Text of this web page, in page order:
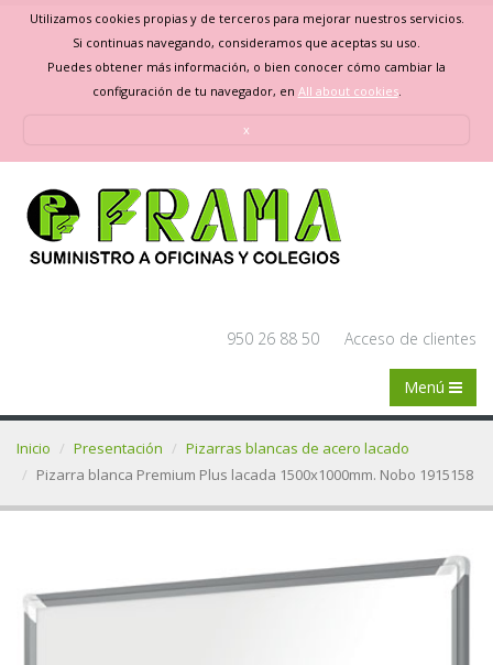
Utilizamos cookies propias y de terceros para mejorar nuestros servicios.
Si continuas navegando, consideramos que aceptas su uso.
Puedes obtener más información, o bien conocer cómo cambiar la
configuración de tu navegador, en All about cookies.
x
950 26 88 50 Acceso de clientes
Menú
Inicio Presentación
Pizarras blancas de acero lacado
Pizarra blanca Premium Plus lacada 1500x1000mm. Nobo 1915158